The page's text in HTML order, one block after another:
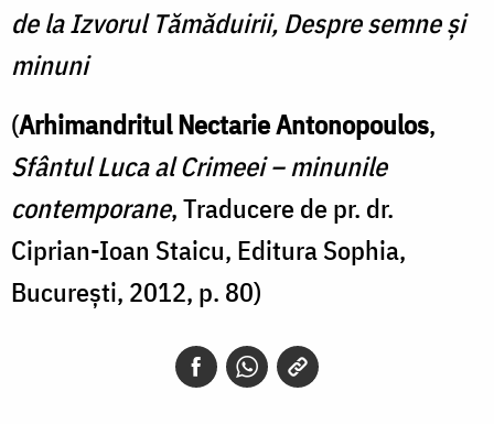
de la Izvorul Tămăduirii, Despre semne şi
minuni
(Arhimandritul Nectarie Antonopoulos,
Sfântul Luca al Crimeei –minunile
contemporane, Traducere de pr. dr.
Ciprian-Ioan Staicu, Editura Sophia,
București, 2012, p. 80)